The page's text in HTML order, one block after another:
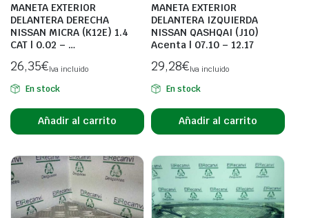
MANETA EXTERIOR
DELANTERA DERECHA
NISSAN MICRA (K12E) 1.4
CAT | 0.02 – …
26,35€Iva incluido
En stock
Añadir al carrito
MANETA EXTERIOR
DELANTERA IZQUIERDA
NISSAN QASHQAI (J10)
Acenta | 07.10 – 12.17
29,28€Iva incluido
En stock
Añadir al carrito